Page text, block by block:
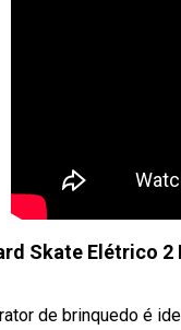
Skate Elétrico 2
de brinquedo é